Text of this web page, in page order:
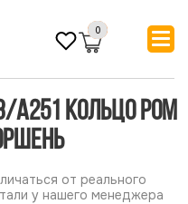
0
А251 Кольцо POM
от реального
у нашего менеджера